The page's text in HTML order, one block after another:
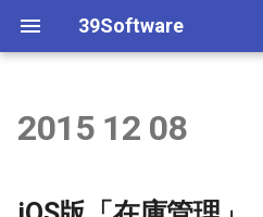
39Software
Android
iPhone/iPad
2022
2021
2015 12 08